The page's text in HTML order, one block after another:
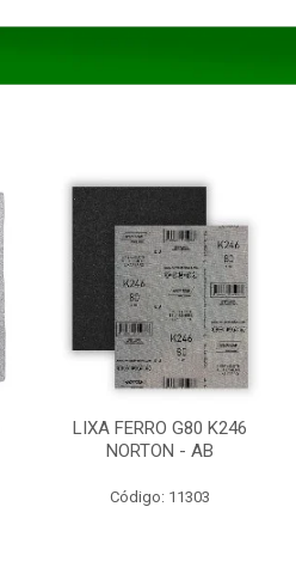
LIXA FERRO G80 K246
NORTON - AB
Código: 11303